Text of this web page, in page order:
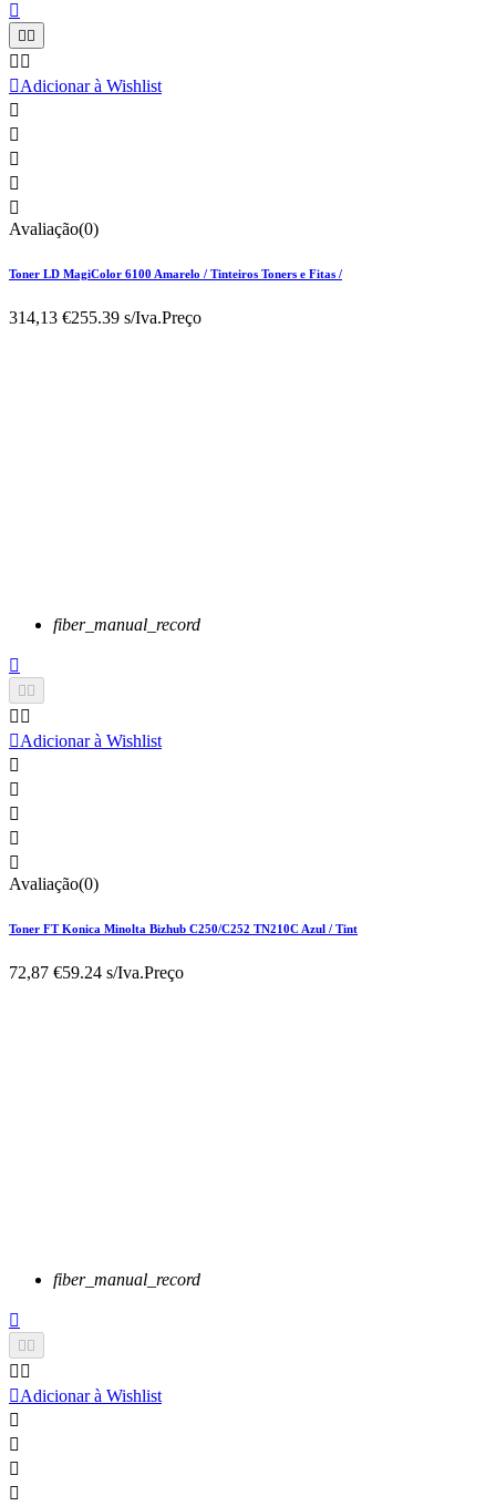

 
 
Adicionar à Wishlist





Avaliação(0)
Toner LD MagiColor 6100 Amarelo / Tinteiros Toners e Fitas /
314,13 €255.39 s/Iva.Preço
fiber_manual_record

 
 
Adicionar à Wishlist





Avaliação(0)
Toner FT Konica Minolta Bizhub C250/C252 TN210C Azul / Tint
72,87 €59.24 s/Iva.Preço
fiber_manual_record

 
 
Adicionar à Wishlist



